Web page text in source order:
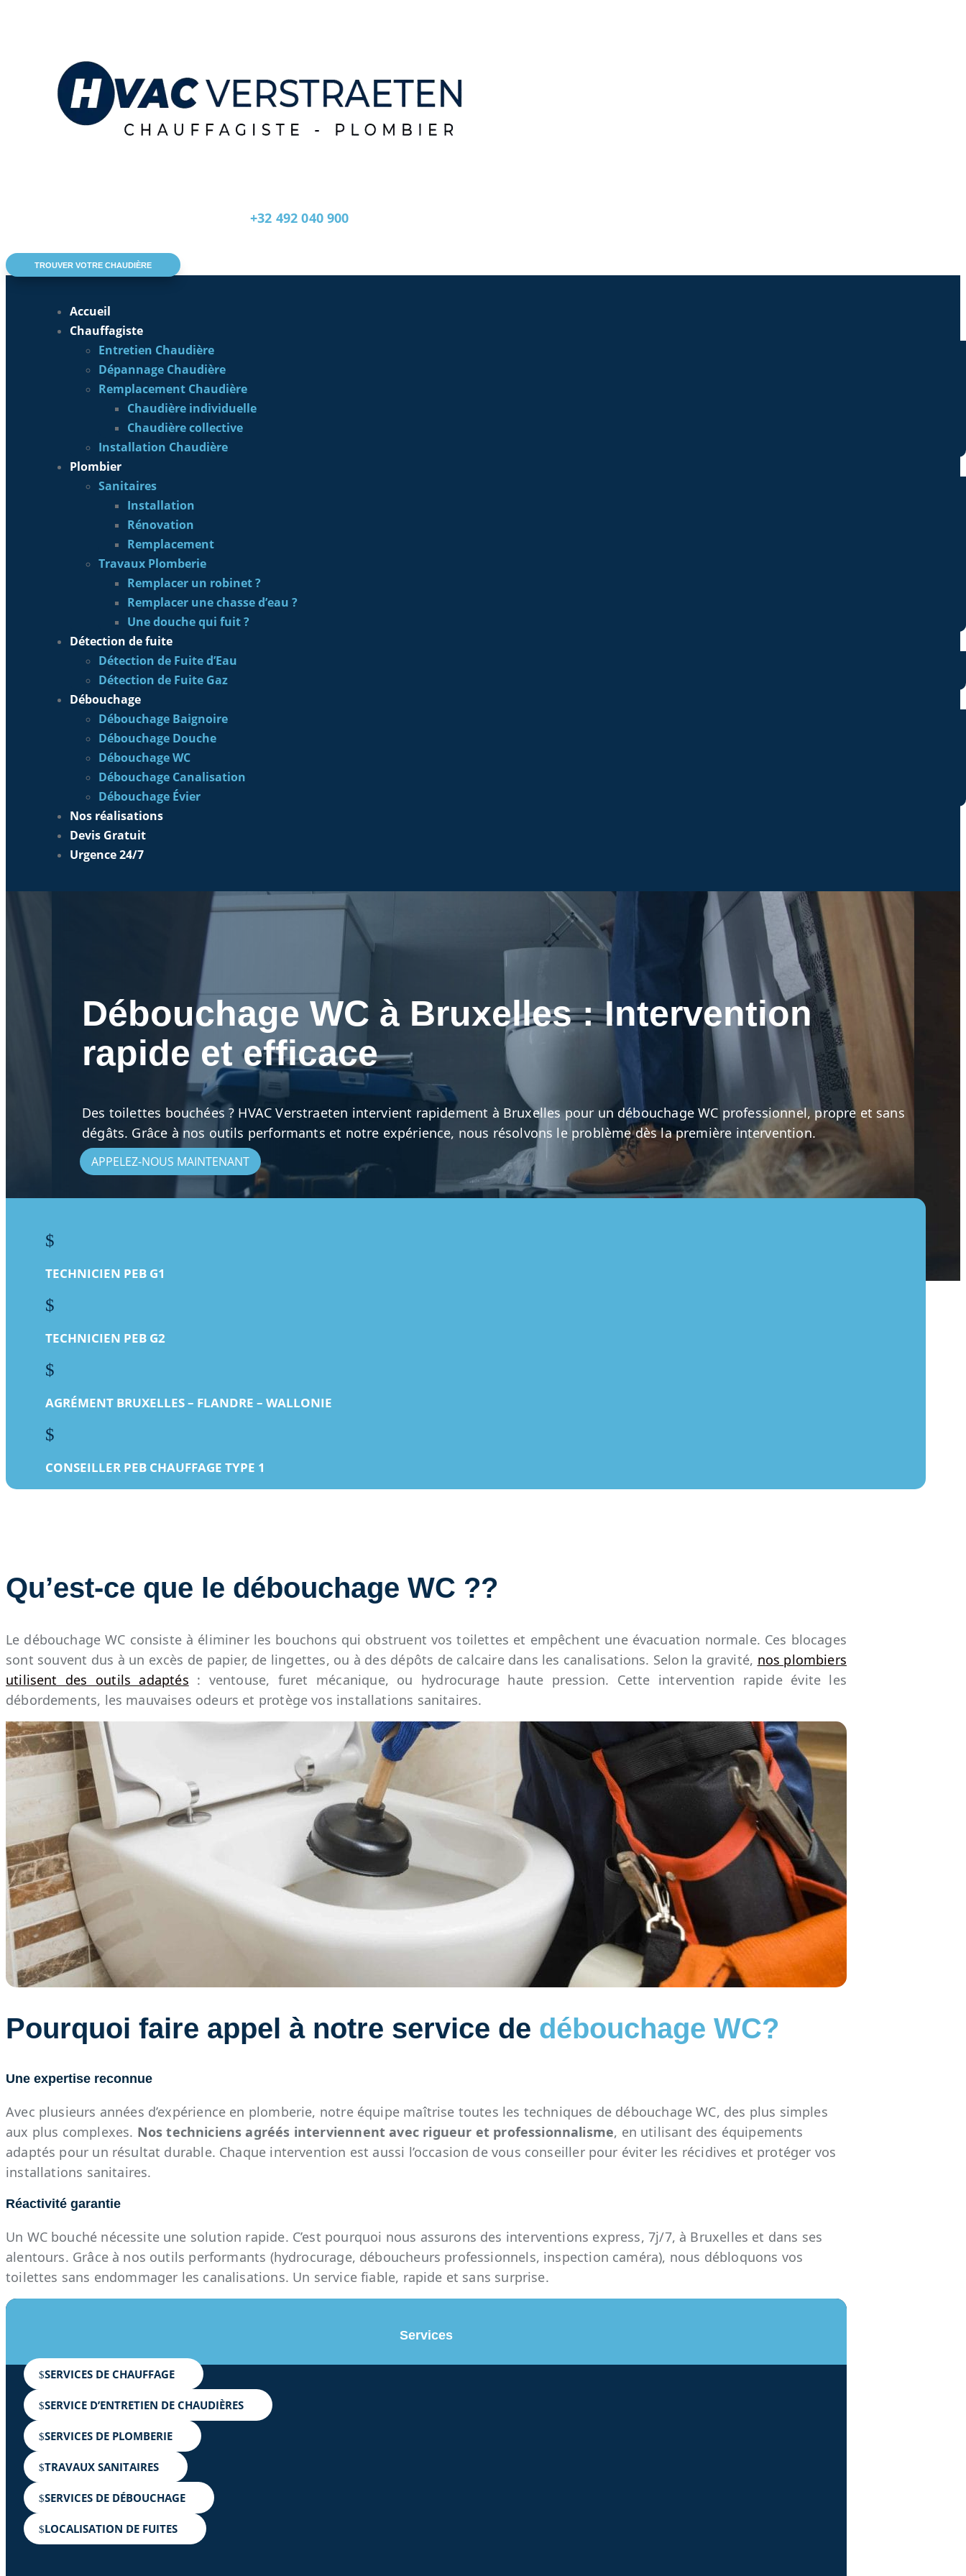
+32 492 040 900
TROUVER VOTRE CHAUDIÈRE
Accueil
Chauffagiste
Entretien Chaudière
Dépannage Chaudière
Remplacement Chaudière
Chaudière individuelle
Chaudière collective
Installation Chaudière
Plombier
Sanitaires
Installation
Rénovation
Remplacement
Travaux Plomberie
Remplacer un robinet ?
Remplacer une chasse d’eau ?
Une douche qui fuit ?
Détection de fuite
Détection de Fuite d’Eau
Détection de Fuite Gaz
Débouchage
Débouchage Baignoire
Débouchage Douche
Débouchage WC
Débouchage Canalisation
Débouchage Évier
Nos réalisations
Devis Gratuit
Urgence 24/7
Débouchage WC à Bruxelles : Intervention
rapide et efficace
Des toilettes bouchées ? HVAC Verstraeten intervient rapidement à Bruxelles pour un débouchage WC professionnel, propre et sans
dégâts. Grâce à nos outils performants et notre expérience, nous résolvons le problème dès la première intervention.
APPELEZ-NOUS MAINTENANT
$
TECHNICIEN PEB G1
$
TECHNICIEN PEB G2
$
AGRÉMENT BRUXELLES – FLANDRE – WALLONIE
$
CONSEILLER PEB CHAUFFAGE TYPE 1
Qu’est-ce que le débouchage WC ??
Le débouchage WC consiste à éliminer les bouchons qui obstruent vos toilettes et empêchent une évacuation normale. Ces blocages
sont souvent dus à un excès de papier, de lingettes, ou à des dépôts de calcaire dans les canalisations. Selon la gravité, nos plombiers
utilisent des outils adaptés : ventouse, furet mécanique, ou hydrocurage haute pression. Cette intervention rapide évite les
débordements, les mauvaises odeurs et protège vos installations sanitaires.
Pourquoi faire appel à notre service de débouchage WC?
Une expertise reconnue
Avec plusieurs années d’expérience en plomberie, notre équipe maîtrise toutes les techniques de débouchage WC, des plus simples
aux plus complexes. Nos techniciens agréés interviennent avec rigueur et professionnalisme, en utilisant des équipements
adaptés pour un résultat durable. Chaque intervention est aussi l’occasion de vous conseiller pour éviter les récidives et protéger vos
installations sanitaires.
Réactivité garantie
Un WC bouché nécessite une solution rapide. C’est pourquoi nous assurons des interventions express, 7j/7, à Bruxelles et dans ses
alentours. Grâce à nos outils performants (hydrocurage, déboucheurs professionnels, inspection caméra), nous débloquons vos
toilettes sans endommager les canalisations. Un service fiable, rapide et sans surprise.
Services
SERVICES DE CHAUFFAGE
SERVICE D’ENTRETIEN DE CHAUDIÈRES
SERVICES DE PLOMBERIE
TRAVAUX SANITAIRES
SERVICES DE DÉBOUCHAGE
LOCALISATION DE FUITES